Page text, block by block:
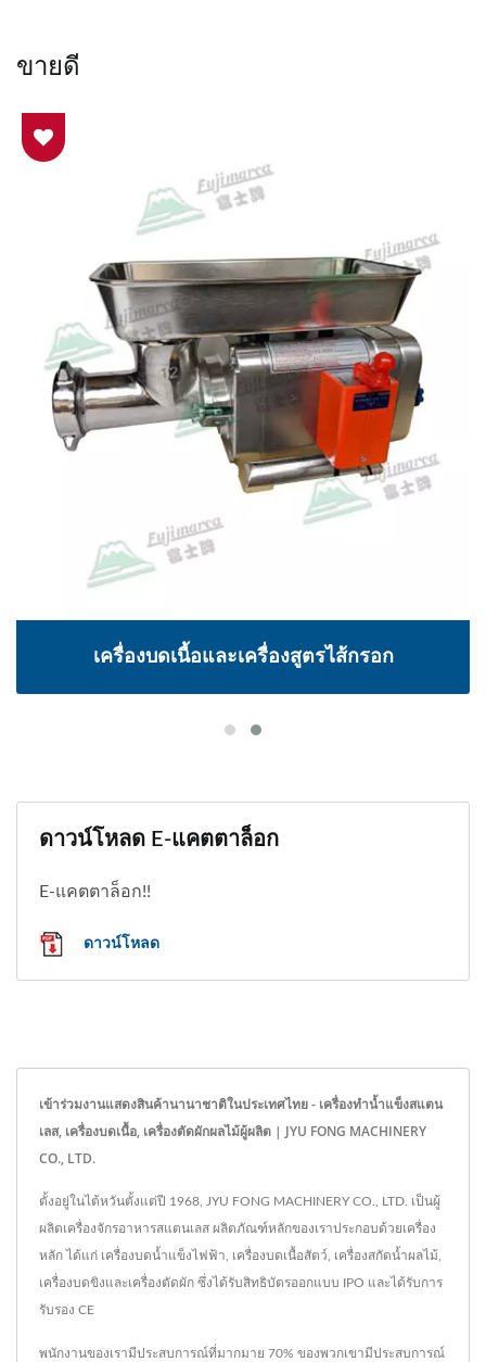
ขายดี
เครื่องบดเนื้อและเครื่องสูตรไส้กรอก
ดาวน์โหลด E-แคตตาล็อก
E-แคตตาล็อก!!
ดาวน์โหลด
เข้าร่วมงานแสดงสินค้านานาชาติในประเทศไทย - เครื่องทำน้ำแข็งสแตน
เลส, เครื่องบดเนื้อ, เครื่องตัดผักผลไม้ผู้ผลิต | JYU FONG MACHINERY
CO., LTD.
ตั้งอยู่ในไต้หวันตั้งแต่ปี 1968, JYU FONG MACHINERY CO., LTD. เป็นผู้
ผลิตเครื่องจักรอาหารสแตนเลส ผลิตภัณฑ์หลักของเราประกอบด้วยเครื่อง
หลัก ได้แก่ เครื่องบดน้ำแข็งไฟฟ้า, เครื่องบดเนื้อสัตว์, เครื่องสกัดน้ำผลไม้,
เครื่องบดขิงและเครื่องตัดผัก ซึ่งได้รับสิทธิบัตรออกแบบ IPO และได้รับการ
รับรอง CE
พนักงานของเรามีประสบการณ์ที่มากมาย 70% ของพวกเขามีประสบการณ์